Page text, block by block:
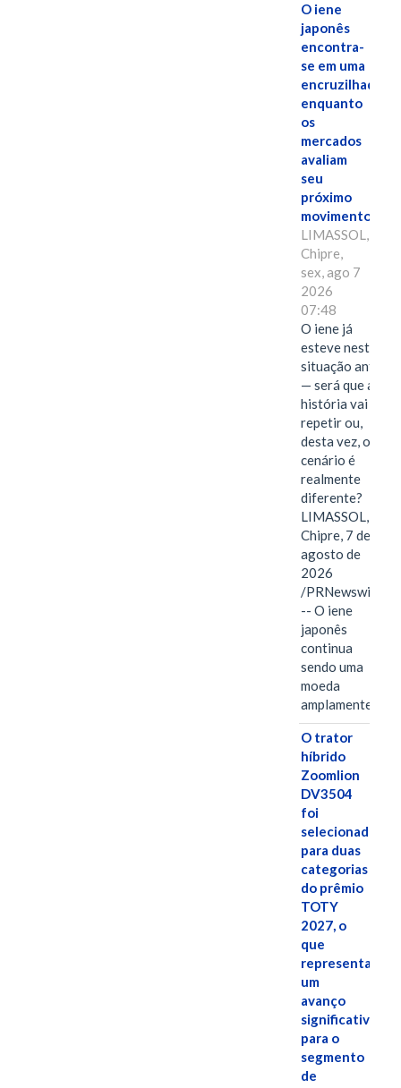
O iene
japonês
encontra-
se em uma
encruzilhada
enquanto
os
mercados
avaliam
seu
próximo
movimento.
LIMASSOL,
Chipre,
sex, ago 7
2026
07:48
O iene já
esteve nesta
situação antes
— será que a
história vai se
repetir ou,
desta vez, o
cenário é
realmente
diferente?
LIMASSOL,
Chipre, 7 de
agosto de
2026
/PRNewswire/
-- O iene
japonês
continua
sendo uma
moeda
amplamente…
O trator
híbrido
Zoomlion
DV3504
foi
selecionado
para duas
categorias
do prêmio
TOTY
2027, o
que
representa
um
avanço
significativo
para o
segmento
de